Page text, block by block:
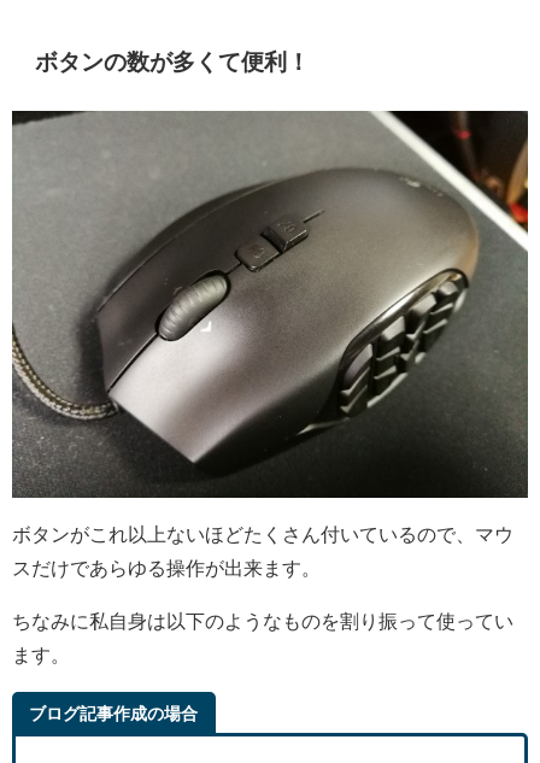
ボタンの数が多くて便利！
ボタンがこれ以上ないほどたくさん付いているので、マウ
スだけであらゆる操作が出来ます。
ちなみに私自身は以下のようなものを割り振って使ってい
ます。
ブログ記事作成の場合